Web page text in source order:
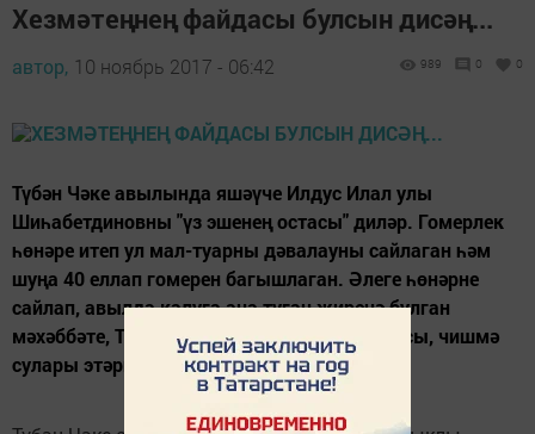
Хезмәтеңнең файдасы булсын дисәң...
автор, 10 ноябрь 2017 - 06:42 989 0 0
Түбән Чәке авылында яшәүче Илдус Илал улы
Шиһабетдиновны "үз эшенең остасы" диләр. Гомерлек
һөнәре итеп ул мал-туарны дәвалауны сайлаган һәм
шуңа 40 еллап гомерен багышлаган. Әлеге һөнәрне
сайлап, авылда калуга аңа туган җиренә булган
мәхәббәте, Тукай шигырендәгечә, саф һавасы, чишмә
сулары этәргеч биргән.